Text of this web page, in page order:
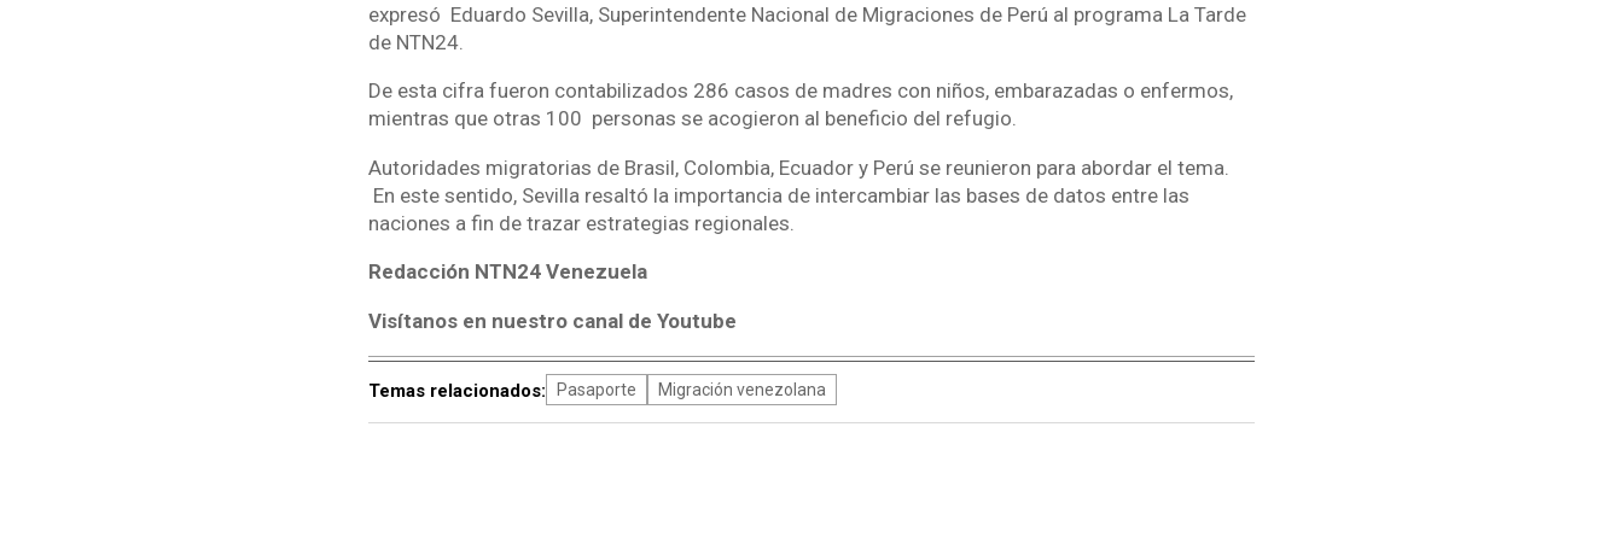
expresó Eduardo Sevilla, Superintendente Nacional de Migraciones de Perú al programa La Tarde
de NTN24.
De esta cifra fueron contabilizados 286 casos de madres con niños, embarazadas o enfermos,
mientras que otras 100 personas se acogieron al beneficio del refugio.
Autoridades migratorias de Brasil, Colombia, Ecuador y Perú se reunieron para abordar el tema.
En este sentido, Sevilla resaltó la importancia de intercambiar las bases de datos entre las
naciones a fin de trazar estrategias regionales.
Redacción NTN24 Venezuela
Visítanos en nuestro canal de Youtube
Temas relacionados: Pasaporte Migración venezolana